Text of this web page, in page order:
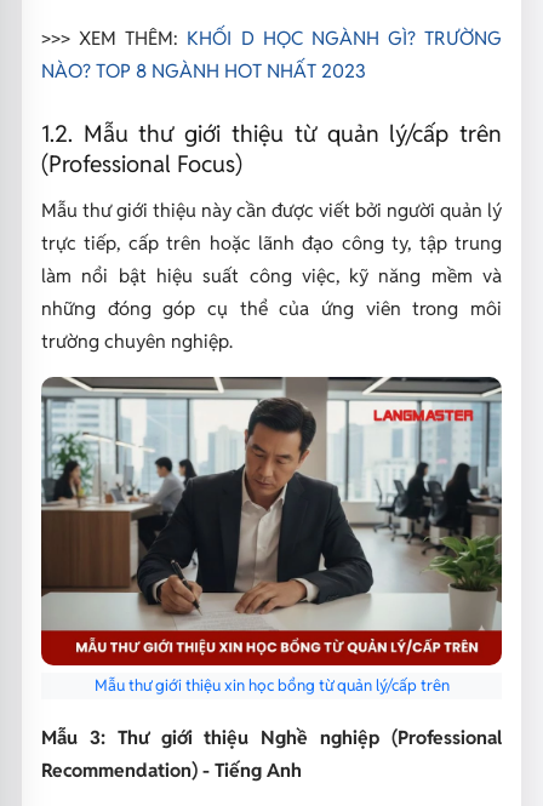
>>> XEM THÊM: KHỐI D HỌC NGÀNH GÌ? TRƯỜNG
NÀO? TOP 8 NGÀNH HOT NHẤT 2023
1.2. Mẫu thư giới thiệu từ quản lý/cấp trên
(Professional Focus)
Mẫu thư giới thiệu này cần được viết bởi người quản lý
trực tiếp, cấp trên hoặc lãnh đạo công ty, tập trung
làm nổi bật hiệu suất công việc, kỹ năng mềm và
những đóng góp cụ thể của ứng viên trong môi
trường chuyên nghiệp.
Mẫu thư giới thiệu xin học bổng từ quản lý/cấp trên
Mẫu 3: Thư giới thiệu Nghề nghiệp (Professional
Recommendation) - Tiếng Anh